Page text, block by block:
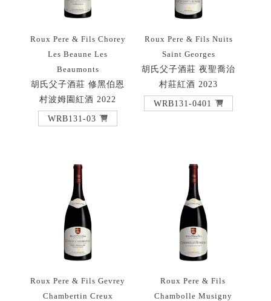
Roux Pere & Fils Chorey
Les Beaune Les
Beaumonts
胡氏父子酒莊 修黑伯恩
村波姆園紅酒 2022
WRB131-03
Roux Pere & Fils Nuits
Saint Georges
胡氏父子酒莊 夜聖喬治
村莊紅酒 2023
WRB131-0401
Roux Pere & Fils Gevrey
Chambertin Creux
Roux Pere & Fils
Chambolle Musigny